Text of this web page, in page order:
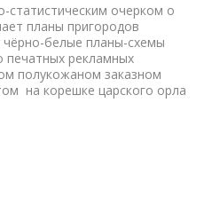
статистическим очерком о
планы пригородов
чёрно-белые планы-схемы
печатных рекламных
полукожаном заказном
на корешке царского орла